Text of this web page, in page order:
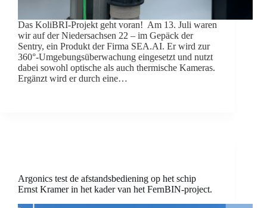
Das KoliBRI-Projekt geht voran! Am 13. Juli waren
wir auf der Niedersachsen 22 – im Gepäck der
Sentry, ein Produkt der Firma SEA.AI. Er wird zur
360°-Umgebungsüberwachung eingesetzt und nutzt
dabei sowohl optische als auch thermische Kameras.
Ergänzt wird er durch eine…
Argonics test de afstandsbediening op het schip
Ernst Kramer in het kader van het FernBIN-project.